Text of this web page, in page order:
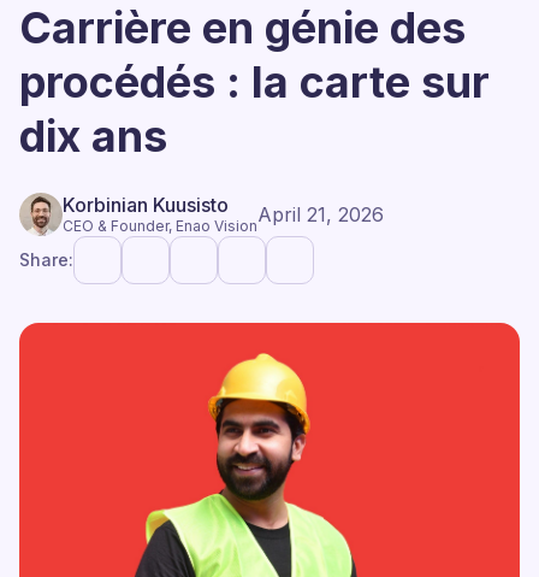
Carrière en génie des
procédés : la carte sur
dix ans
Korbinian Kuusisto
CEO & Founder, Enao VisionApril 21, 2026
Share: